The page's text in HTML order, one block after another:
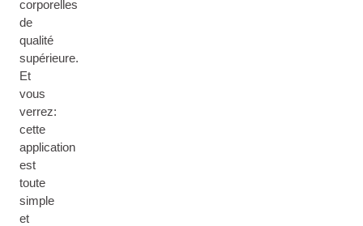
corporelles
de
qualité
supérieure.
Et
vous
verrez:
cette
application
est
toute
simple
et